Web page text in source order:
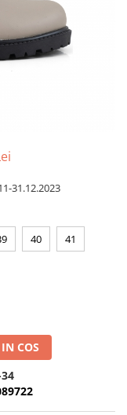
31.12.2023
40 41
COS